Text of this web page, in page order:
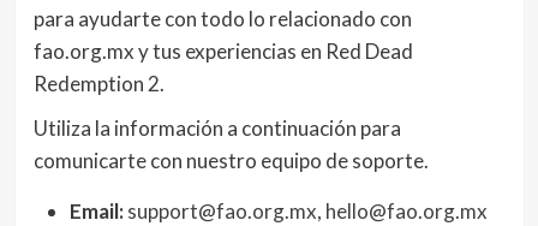
para ayudarte con todo lo relacionado con
fao.org.mx y tus experiencias en Red Dead
Redemption 2.
Utiliza la información a continuación para
comunicarte con nuestro equipo de soporte.
Email: support@fao.org.mx, hello@fao.org.mx